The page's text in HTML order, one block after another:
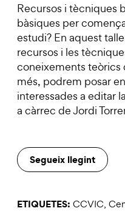
Recursos i tècniques
bàsiques per
estudi? En aquest
recursos i les
coneixements teòrics
més, podrem posar
interessades a editar
a càrrec de Jordi
Segueix llegint
ETIQUETES: CCVIC,